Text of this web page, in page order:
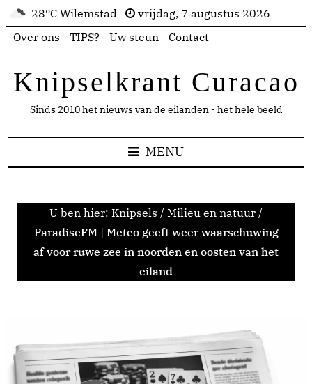
28°C Wilemstad
vrijdag, 7 augustus 2026
Over ons
TIPS? Uw steun Contact
Knipselkrant Curacao
Sinds 2010 het nieuws van de eilanden - het hele beeld
MENU
U ben hier: Knipsels / Milieu en natuur /
ParadiseFM | Meteo geeft weer waarschuwing
af voor ruwe zee in noorden en oosten van het
eiland